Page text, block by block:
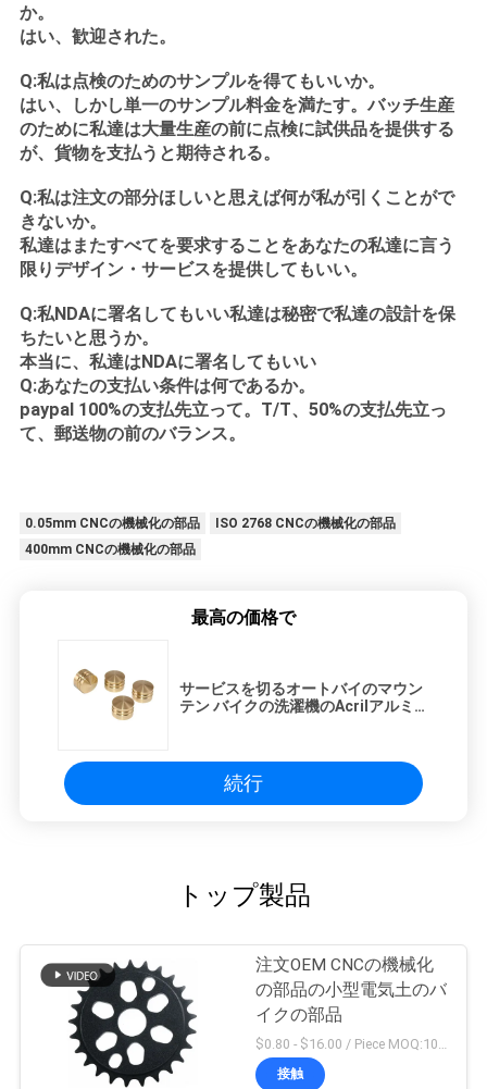
か。
はい、歓迎された。
Q:私は点検のためのサンプルを得てもいいか。
はい、しかし単一のサンプル料金を満たす。バッチ生産
のために私達は大量生産の前に点検に試供品を提供する
が、貨物を支払うと期待される。
Q:私は注文の部分ほしいと思えば何が私が引くことがで
きないか。
私達はまたすべてを要求することをあなたの私達に言う
限りデザイン・サービスを提供してもいい。
Q:私NDAに署名してもいい私達は秘密で私達の設計を保
ちたいと思うか。
本当に、私達はNDAに署名してもいい
Q:あなたの支払い条件は何であるか。
paypal 100%の支払先立って。T/T、50%の支払先立っ
て、郵送物の前のバランス。
0.05mm CNCの機械化の部品
ISO 2768 CNCの機械化の部品
400mm CNCの機械化の部品
最高の価格で
サービスを切るオートバイのマウン
テン バイクの洗濯機のAcrilアルミニ
続行
トップ製品
注文OEM CNCの機械化
の部品の小型電気土のバ
イクの部品
$0.80 - $16.00 / Piece MOQ:10部分
接触